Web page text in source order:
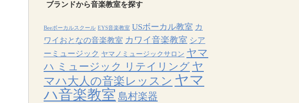
ブランドから音楽教室を探す
Beeボーカルスクール EYS音楽教室 USボーカル教室 カ
ワイおとなの音楽教室 カワイ音楽教室 シア
ーミュージック ヤマノミュージックサロン ヤマ
ハ ミュージック リテイリング ヤ
マハ大人の音楽レッスン ヤマ
ハ音楽教室 島村楽器